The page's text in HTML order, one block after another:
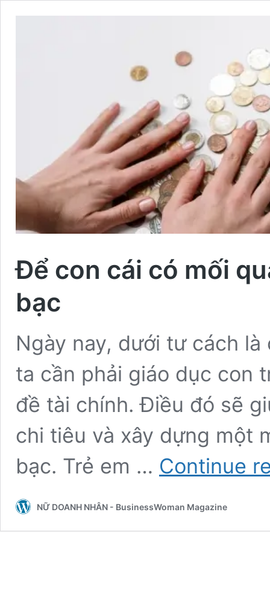
Để con cái có mối
bạc
Ngày nay, dưới tư cách
ta cần phải giáo dục con
đề tài chính. Điều đó sẽ
chi tiêu và xây dựng một
bạc. Trẻ em … Continue
NỮ DOANH NHÂN - BusinessWoman Magazine